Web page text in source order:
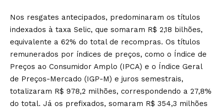
Nos resgates antecipados, predominaram os títulos
indexados à taxa Selic, que somaram R$ 2,18 bilhões,
equivalente a 62% do total de recompras. Os títulos
remunerados por índices de preços, como o Índice de
Preços ao Consumidor Amplo (IPCA) e o Índice Geral
de Preços-Mercado (IGP-M) e juros semestrais,
totalizaram R$ 978,2 milhões, correspondendo a 27,8%
do total. Já os prefixados, somaram R$ 354,3 milhões